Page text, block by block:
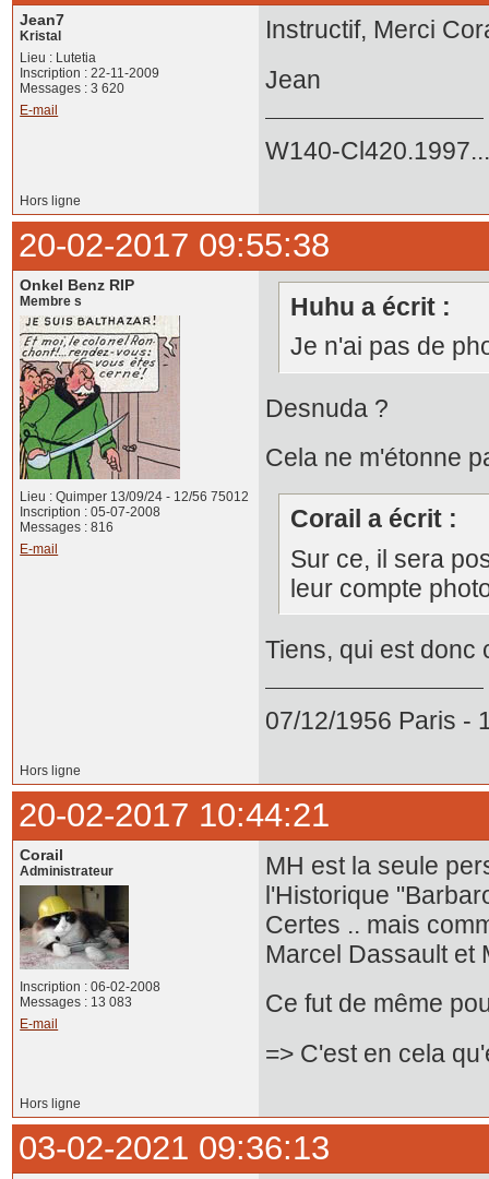
Jean7
Kristal
Lieu : Lutetia
Inscription : 22-11-2009
Messages : 3 620
E-mail
Instructif, Merci
Jean
W140-Cl420.1997...
Hors ligne
20-02-2017 09:55:38
Onkel Benz RIP
Membre s
Lieu : Quimper 13/09/24 - 12/56 75012
Inscription : 05-07-2008
Messages : 816
E-mail
Huhu a écrit :
Je n'ai pas de
Desnuda ?
Cela ne m'étonne
Corail a écrit :
Sur ce, il sera
leur compte
Tiens, qui est donc
07/12/1956 Paris -
Hors ligne
20-02-2017 10:44:21
Corail
Administrateur
Inscription : 06-02-2008
Messages : 13 083
E-mail
MH est la seule
l'Historique
Certes .. mais
Marcel Dassault
Ce fut de même
=> C'est en cela
Hors ligne
03-02-2021 09:36:13